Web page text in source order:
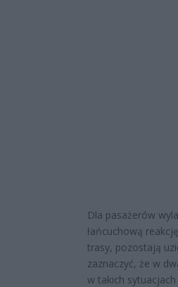
Dla pasażerów
łańcuchową
trasy, pozostają
zaznaczyć, że w
w takich